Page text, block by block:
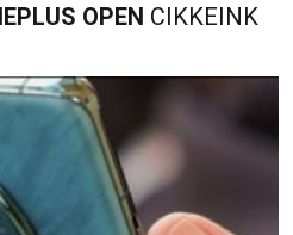
OPEN CIKKEINK